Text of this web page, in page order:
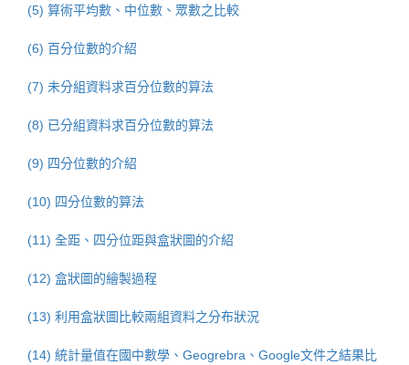
(5) 算術平均數、中位數、眾數之比較
(6) 百分位數的介紹
(7) 未分組資料求百分位數的算法
(8) 已分組資料求百分位數的算法
(9) 四分位數的介紹
(10) 四分位數的算法
(11) 全距、四分位距與盒狀圖的介紹
(12) 盒狀圖的繪製過程
(13) 利用盒狀圖比較兩組資料之分布狀況
(14) 統計量值在國中數學、Geogrebra、Google文件之結果比